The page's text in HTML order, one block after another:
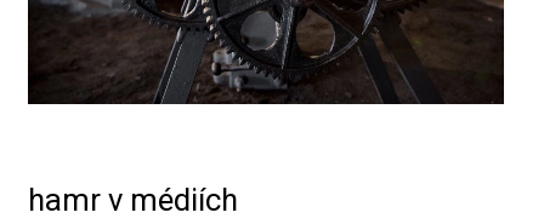
hamr v médiích